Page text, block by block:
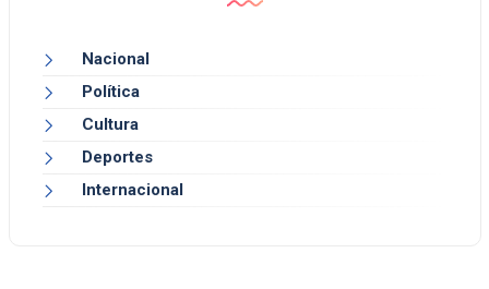
Nacional
Política
Cultura
Deportes
Internacional